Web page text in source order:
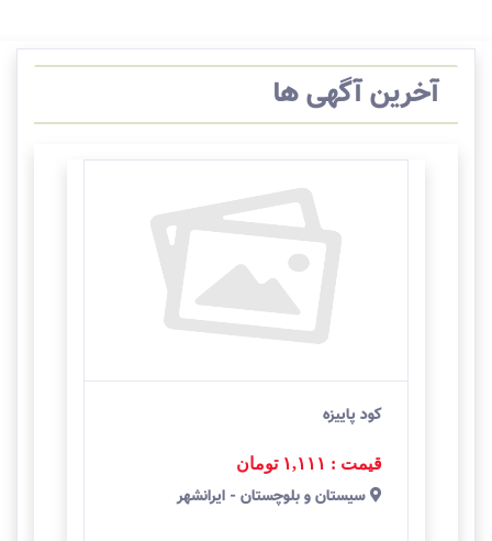
آخرین آگهی ها
کود پاییزه
قیمت : ۱,۱۱۱ تومان
سيستان و بلوچستان - ایرانشهر